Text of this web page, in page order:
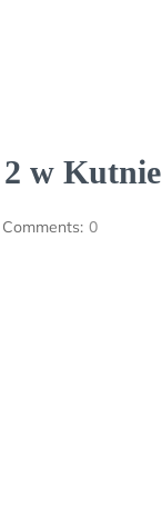
2 w Kutnie
Comments: 0